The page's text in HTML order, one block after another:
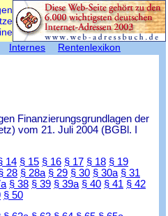
Finanzierungsgrundlagen der
vom 21. Juli 2004 (BGBl. I
14 § 15 § 16 § 17 § 18 § 19
28 § 28a § 29 § 30 § 30a § 31
§ 38 § 39 § 39a § 40 § 41 § 42
§ 50
Internes Rentenlexikon